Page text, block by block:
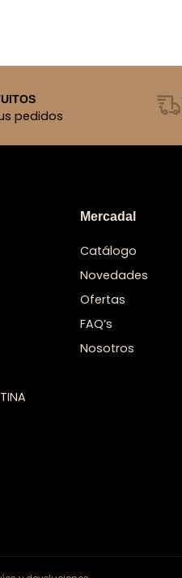
pedidos
Mercadal
Catálogo
Novedades
Ofertas
FAQ’s
Nosotros